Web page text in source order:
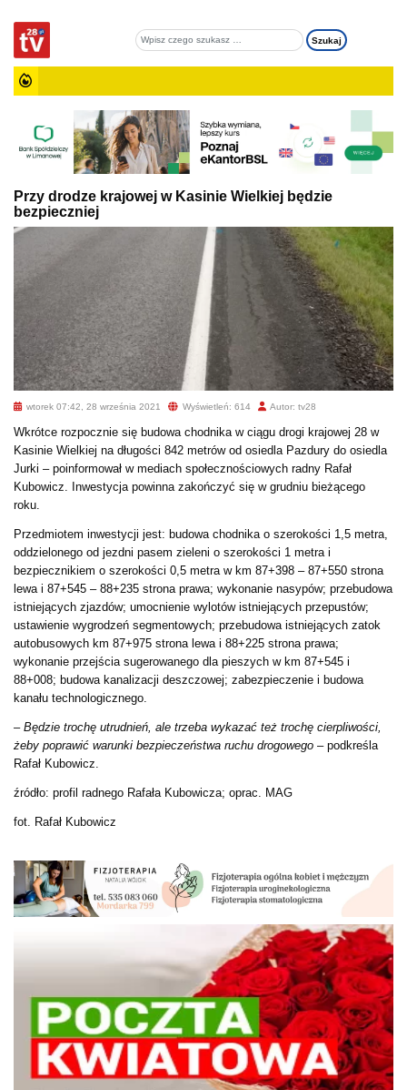
Przy drodze krajowej w Kasinie Wielkiej będzie
bezpieczniej
wtorek 07:42, 28 września 2021 Wyświetleń: 614 Autor: tv28
Wkrótce rozpocznie się budowa chodnika w ciągu drogi krajowej 28 w
Kasinie Wielkiej na długości 842 metrów od osiedla Pazdury do osiedla
Jurki – poinformował w mediach społecznościowych radny Rafał
Kubowicz. Inwestycja powinna zakończyć się w grudniu bieżącego
roku.
Przedmiotem inwestycji jest: budowa chodnika o szerokości 1,5 metra,
oddzielonego od jezdni pasem zieleni o szerokości 1 metra i
bezpiecznikiem o szerokości 0,5 metra w km 87+398 – 87+550 strona
lewa i 87+545 – 88+235 strona prawa; wykonanie nasypów; przebudowa
istniejących zjazdów; umocnienie wylotów istniejących przepustów;
ustawienie wygrodzeń segmentowych; przebudowa istniejących zatok
autobusowych km 87+975 strona lewa i 88+225 strona prawa;
wykonanie przejścia sugerowanego dla pieszych w km 87+545 i
88+008; budowa kanalizacji deszczowej; zabezpieczenie i budowa
kanału technologicznego.
– Będzie trochę utrudnień, ale trzeba wykazać też trochę cierpliwości,
żeby poprawić warunki bezpieczeństwa ruchu drogowego – podkreśla
Rafał Kubowicz.
źródło: profil radnego Rafała Kubowicza; oprac. MAG
fot. Rafał Kubowicz